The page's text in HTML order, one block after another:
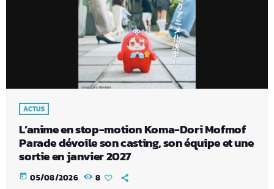
ACTUS
L’anime en stop-motion Koma-Dori Mofmof
Parade dévoile son casting, son équipe et une
sortie en janvier 2027
today 05/08/2026 8